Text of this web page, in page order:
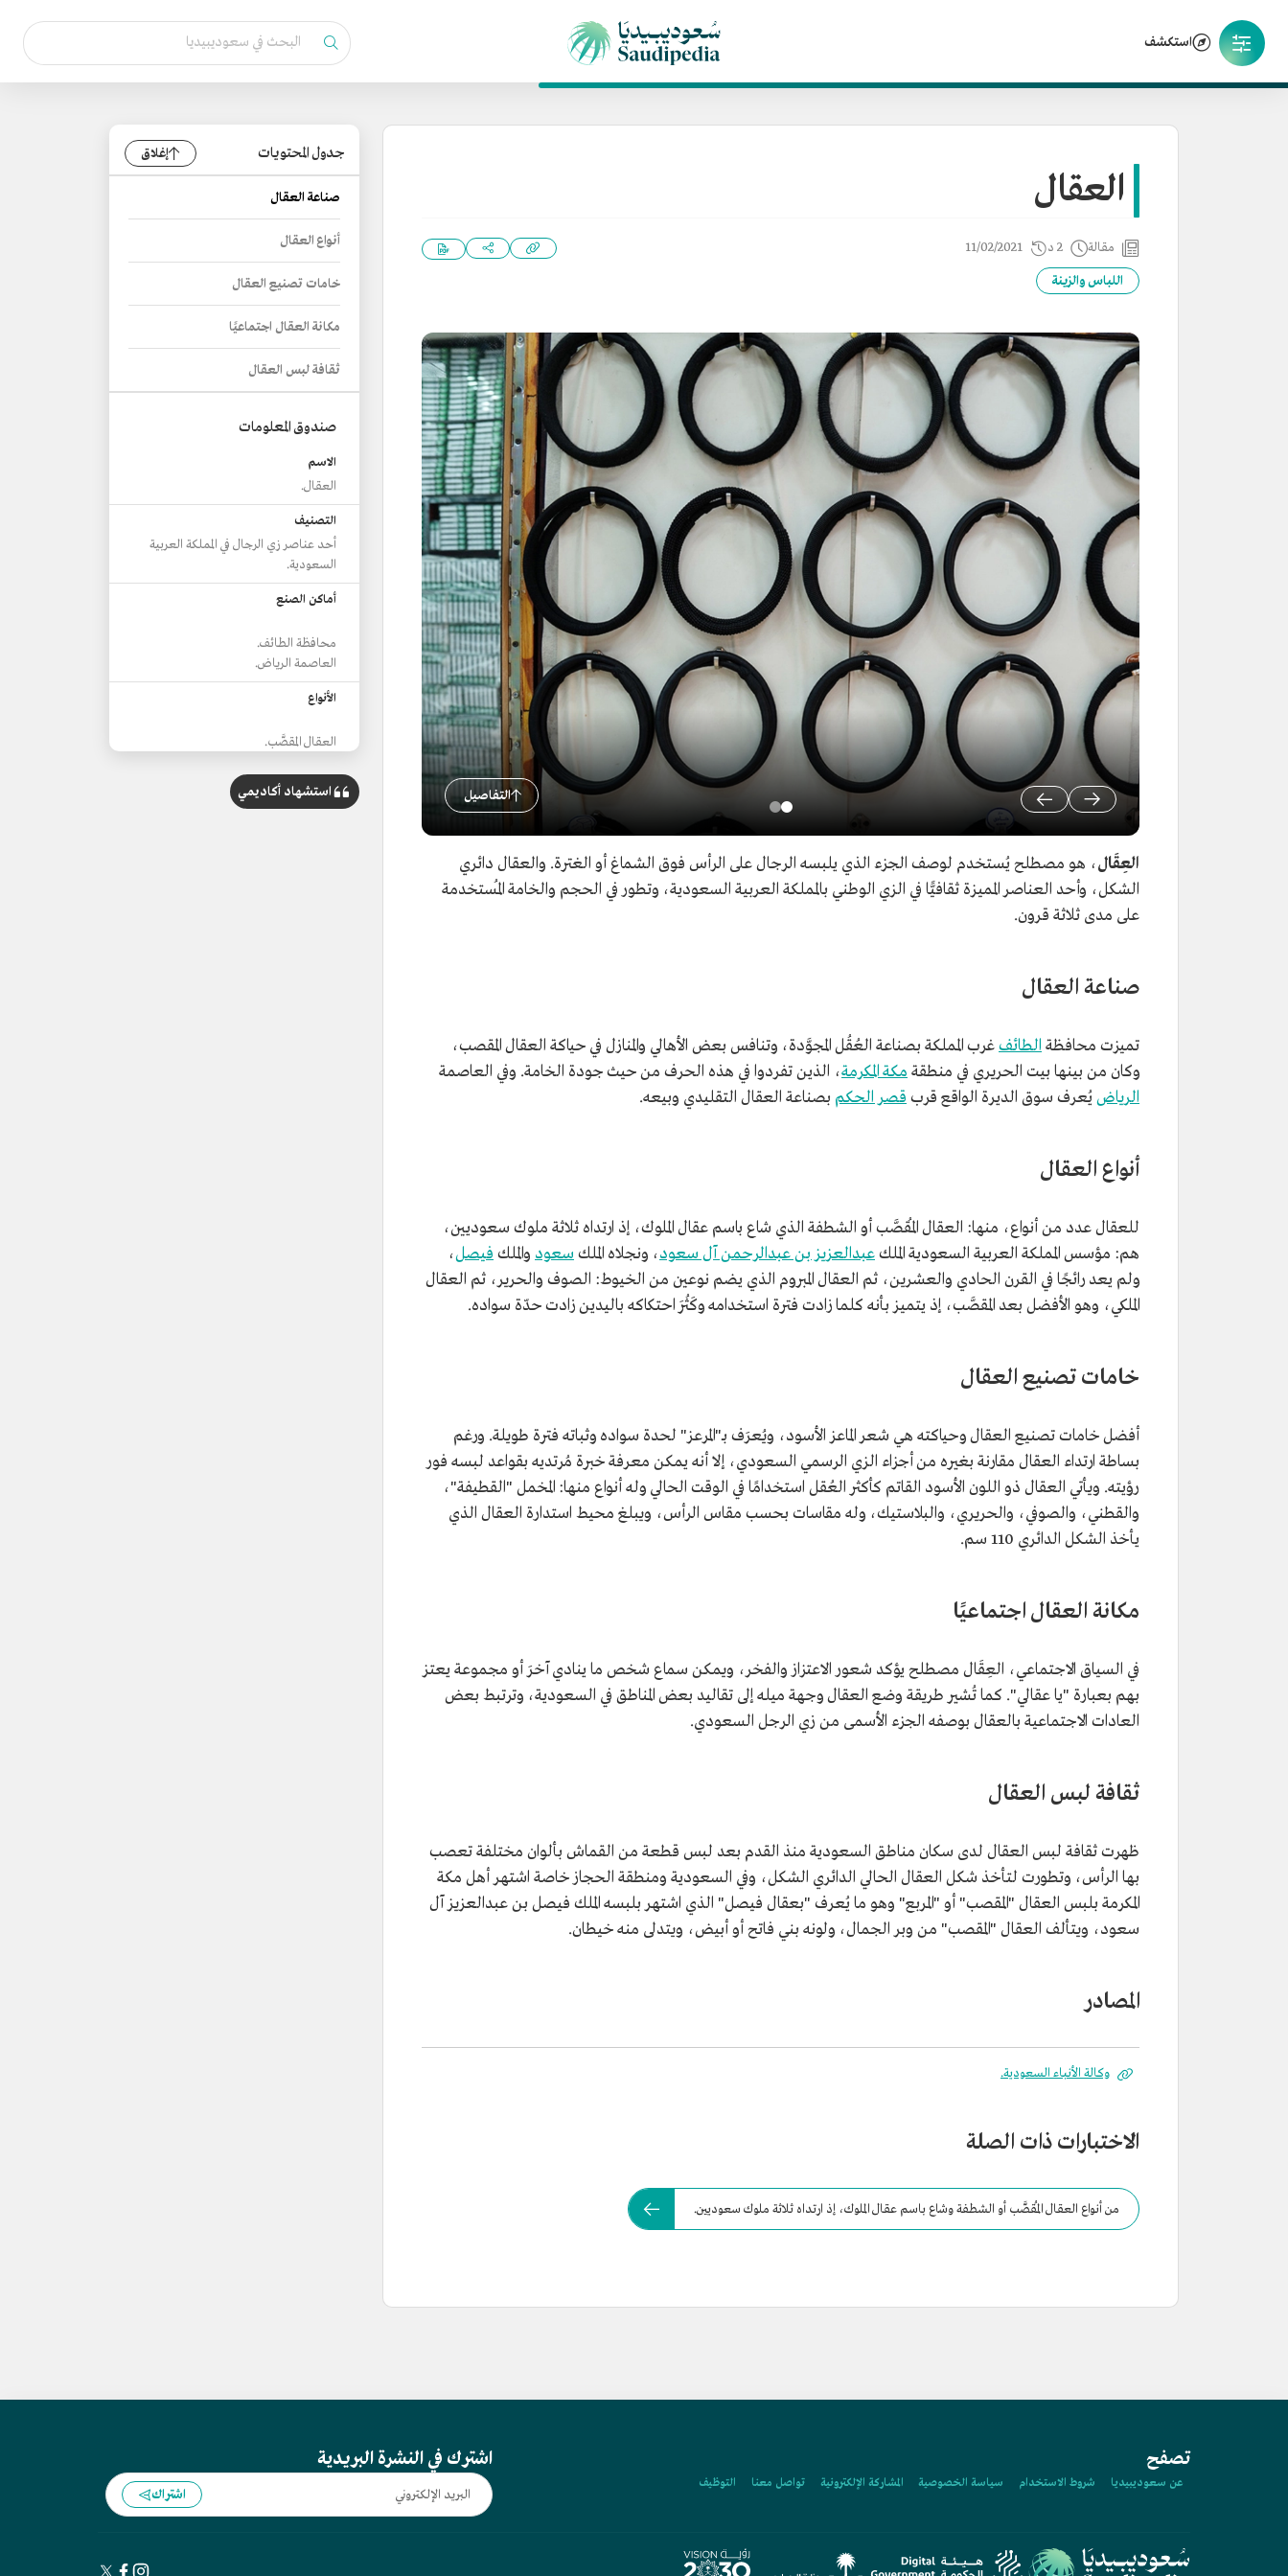
استكشف
العقال
مقالة 2 د 11/02/2021
اللباس والزينة
التفاصيل
العِقَال، هو مصطلح يُستخدم لوصف الجزء الذي يلبسه الرجال على الرأس فوق الشماغ أو الغترة. والعقال دائري
الشكل، وأحد العناصر المميزة ثقافيًّا في الزي الوطني بالمملكة العربية السعودية، وتطور في الحجم والخامة المُستخدمة
على مدى ثلاثة قرون.
صناعة العقال
تميزت محافظة الطائفغرب المملكة بصناعة العُقُل المجوَّدة، وتنافس بعض الأهالي والمنازل في حياكة العقال المقصب،
وكان من بينها بيت الحريري في منطقة مكة المكرمة، الذين تفردوا في هذه الحرف من حيث جودة الخامة. وفي العاصمة
الرياضيُعرف سوق الديرة الواقع قرب قصر الحكم بصناعة العقال التقليدي وبيعه.
أنواع العقال
للعقال عدد من أنواع، منها: العقال المُقصَّب أو الشطفة الذي شاع باسم عقال الملوك، إذ ارتداه ثلاثة ملوك سعوديين،
هم: مؤسس المملكة العربية السعودية الملكعبدالعزيز بن عبدالرحمن آل سعود، ونجلاه الملك سعود والملك فيصل،
ولم يعد رائجًا في القرن الحادي والعشرين، ثم العقال المبروم الذي يضم نوعين من الخيوط: الصوف والحرير، ثم العقال
الملكي، وهو الأفضل بعد المقصَّب، إذ يتميز بأنه كلما زادت فترة استخدامه وكَثُرَ احتكاكه باليدين زادت حدّة سواده.
خامات تصنيع العقال
أفضل خامات تصنيع العقال وحياكته هي شعر الماعز الأسود، ويُعرَف بـ"المرعز" لحدة سواده وثباته فترة طويلة. ورغم
بساطة ارتداء العقال مقارنة بغيره من أجزاء الزي الرسمي السعودي، إلا أنه يمكن معرفة خبرة مُرتديه بقواعد لبسه فور
رؤيته. ويأتي العقال ذو اللون الأسود القاتم كأكثر العُقل استخدامًا في الوقت الحالي وله أنواع منها: المخمل "القطيفة"،
والقطني، والصوفي، والحريري، والبلاستيك، وله مقاسات بحسب مقاس الرأس، ويبلغ محيط استدارة العقال الذي
يأخذ الشكل الدائري 110 سم.
مكانة العقال اجتماعيًا
في السياق الاجتماعي، العِقَال مصطلح يؤكد شعور الاعتزاز والفخر، ويمكن سماع شخص ما ينادي آخرَ أو مجموعة يعتز
بهم بعبارة "يا عقالي". كما تُشير طريقة وضع العقال وجهة ميله إلى تقاليد بعض المناطق في السعودية، وترتبط بعض
العادات الاجتماعية بالعقال بوصفه الجزء الأسمى من زي الرجل السعودي.
ثقافة لبس العقال
ظهرت ثقافة لبس العقال لدى سكان مناطق السعودية منذ القدم بعد لبس قطعة من القماش بألوان مختلفة تعصب
بها الرأس، وتطورت لتأخذ شكل العقال الحالي الدائري الشكل، وفي السعودية ومنطقة الحجاز خاصة اشتهر أهل مكة
المكرمة بلبس العقال "المقصب" أو "المربع" وهو ما يُعرف "بعقال فيصل" الذي اشتهر بلبسه الملك فيصل بن عبدالعزيز آل
سعود، ويتألف العقال "المقصب" من وبر الجمال، ولونه بني فاتح أو أبيض، ويتدلى منه خيطان.
المصادر
وكالة الأنباء السعودية.
الاختبارات ذات الصلة
من أنواع العقال المُقصَّب أو الشطفة وشاع باسم عقال الملوك، إذ ارتداه ثلاثة ملوك سعوديين.
جدول المحتويات إغلاق
صناعة العقال
أنواع العقال
خامات تصنيع العقال
مكانة العقال اجتماعيًا
ثقافة لبس العقال
صندوق المعلومات
الاسم
العقال.
التصنيف
أحد عناصر زي الرجال في المملكة العربية
السعودية.
أماكن الصنع
محافظة الطائف.
العاصمة الرياض.
الأنواع
العقال المقصَّب.
العقال الملكي.
استشهاد أكاديمي
تصفح
عن سعوديبيديا شروط الاستخدام سياسة الخصوصية المشاركة الإلكترونية تواصل معنا التوظيف
اشترك في النشرة البريدية
اشتراك